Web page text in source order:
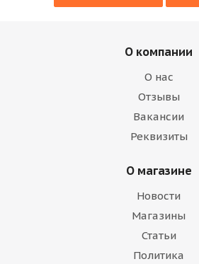
О компании
О нас
Отзывы
Вакансии
Реквизиты
О магазине
Новости
Магазины
Статьи
Политика